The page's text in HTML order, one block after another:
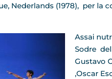
Nederlands (1978), per la
Assai
Sodre
Gustavo
,Oscar